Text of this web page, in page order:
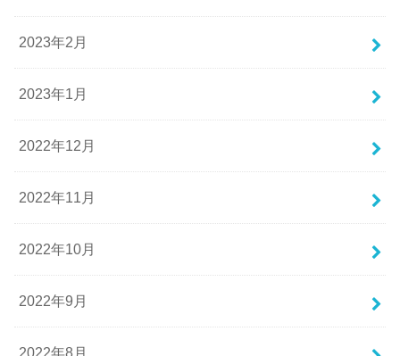
2023年2月
2023年1月
2022年12月
2022年11月
2022年10月
2022年9月
2022年8月